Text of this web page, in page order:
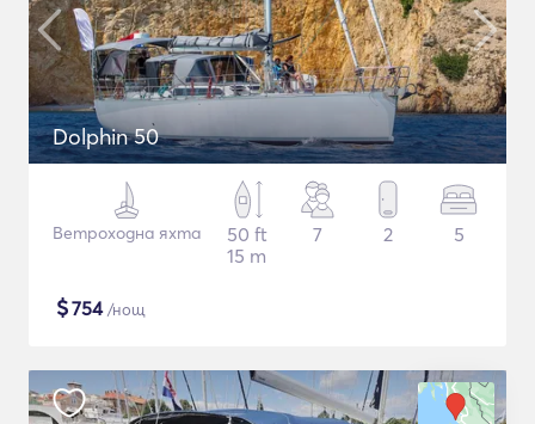
Dolphin 50
Ветроходна яхта
50 ft
15 m
7 2 5
$754/нощ